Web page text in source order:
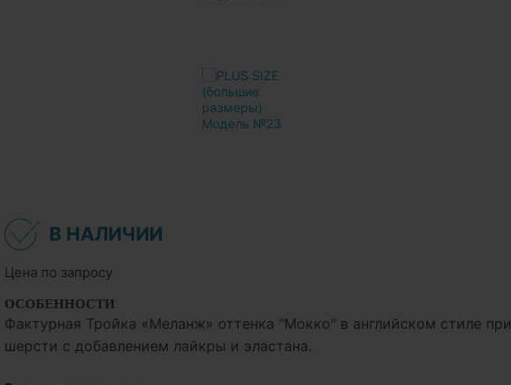
В НАЛИЧИИ
Цена по запросу
ОСОБЕННОСТИ
Фактурная Тройка «Меланж» оттенка "Мокко" в английском стиле
шерсти с добавлением лайкры и эластана.